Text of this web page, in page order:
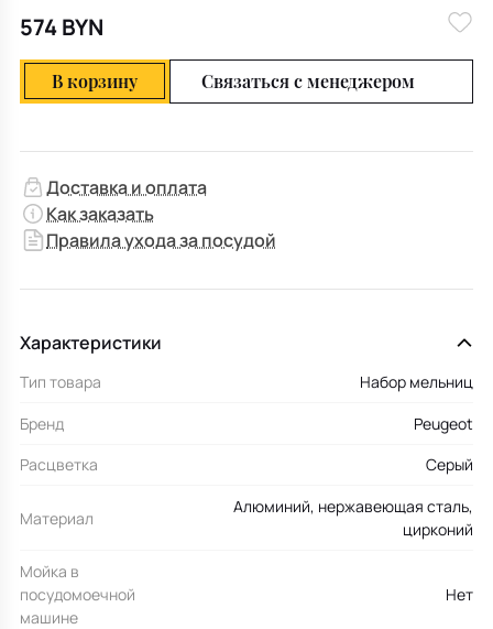
574 BYN
В корзину Связаться с менеджером
Доставка и оплата
Как заказать
Правила ухода за посудой
Характеристики
Тип товара
Набор мельниц
Бренд
Peugeot
Расцветка
Серый
Материал
Алюминий, нержавеющая сталь,
цирконий
Мойка в
посудомоечной
машине
Нет